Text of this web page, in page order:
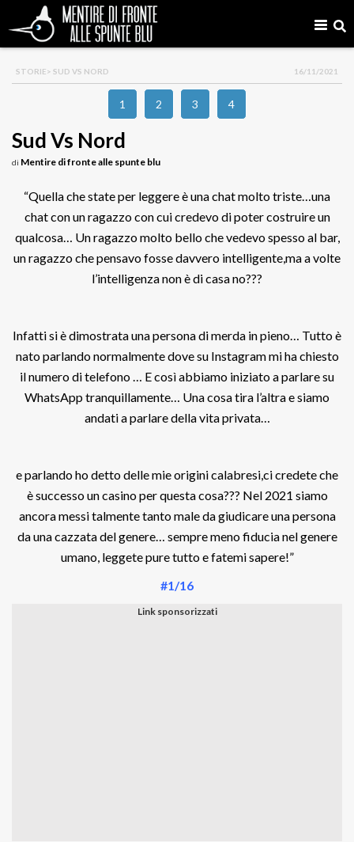
STORIE> SUD VS NORD 16/11/2021
1 2 3 4
Sud Vs Nord
di Mentire di fronte alle spunte blu
“Quella che state per leggere è una chat molto triste…una
chat con un ragazzo con cui credevo di poter costruire un
qualcosa… Un ragazzo molto bello che vedevo spesso al bar,
un ragazzo che pensavo fosse davvero intelligente,ma a volte
l’intelligenza non è di casa no???
Infatti si è dimostrata una persona di merda in pieno… Tutto è
nato parlando normalmente dove su Instagram mi ha chiesto
il numero di telefono … E così abbiamo iniziato a parlare su
WhatsApp tranquillamente… Una cosa tira l’altra e siamo
andati a parlare della vita privata…
e parlando ho detto delle mie origini calabresi,ci credete che
è successo un casino per questa cosa??? Nel 2021 siamo
ancora messi talmente tanto male da giudicare una persona
da una cazzata del genere… sempre meno fiducia nel genere
umano, leggete pure tutto e fatemi sapere!”
#1/16